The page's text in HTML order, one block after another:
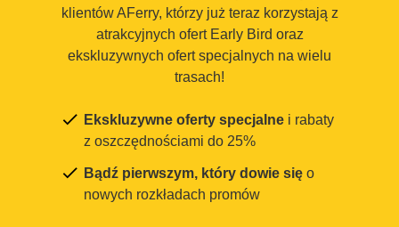
klientów AFerry, którzy już teraz korzystają z
atrakcyjnych ofert Early Bird oraz
ekskluzywnych ofert specjalnych na wielu
trasach!
Ekskluzywne oferty specjalne i rabaty
z oszczędnościami do 25%
Bądź pierwszym, który dowie się o
nowych rozkładach promów